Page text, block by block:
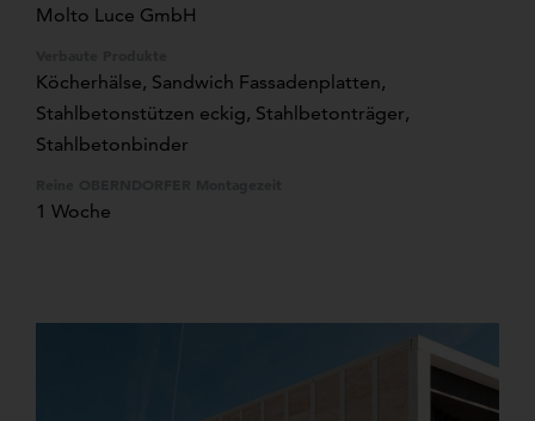
Molto Luce GmbH
Köcherhälse, Sandwich Fassadenplatten,
Stahlbetonstützen eckig, Stahlbetonträger,
Stahlbetonbinder
1 Woche